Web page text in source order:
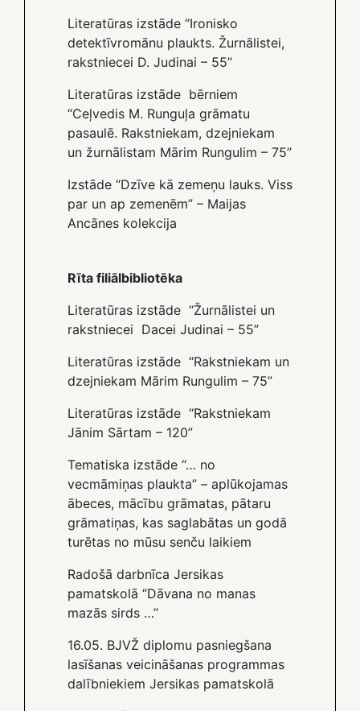
Literatūras izstāde “Ironisko
detektīvromānu plaukts. Žurnālistei,
rakstniecei D. Judinai – 55”
Literatūras izstāde bērniem
“Ceļvedis M. Runguļa grāmatu
pasaulē. Rakstniekam, dzejniekam
un žurnālistam Mārim Rungulim – 75”
Izstāde “Dzīve kā zemeņu lauks. Viss
par un ap zemenēm” – Maijas
Ancānes kolekcija
Rīta filiālbibliotēka
Literatūras izstāde “Žurnālistei un
rakstniecei Dacei Judinai – 55”
Literatūras izstāde “Rakstniekam un
dzejniekam Mārim Rungulim – 75”
Literatūras izstāde “Rakstniekam
Jānim Sārtam – 120”
Tematiska izstāde “… no
vecmāmiņas plaukta” – aplūkojamas
ābeces, mācību grāmatas, pātaru
grāmatiņas, kas saglabātas un godā
turētas no mūsu senču laikiem
Radošā darbnīca Jersikas
pamatskolā “Dāvana no manas
mazās sirds …”
16.05. BJVŽ diplomu pasniegšana
lasīšanas veicināšanas programmas
dalībniekiem Jersikas pamatskolā